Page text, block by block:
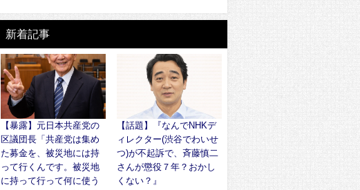
新着記事
【暴露】元日本共産党の
区議団長「共産党は集め
た募金を、被災地には持
って行くんです。被災地
に持って行って何に使う
【話題】『なんでNHKデ
ィレクター(渋谷でわいせ
つ)が不起訴で、斉藤慎二
さんが懲役７年？おかし
くない？』